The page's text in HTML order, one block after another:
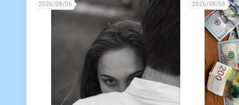
2026/08/06 2026/08/06